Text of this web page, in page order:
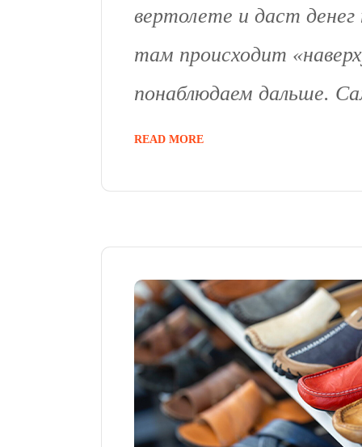
вертолете и даст
там происходит
понаблюдаем дальше.
READ MORE